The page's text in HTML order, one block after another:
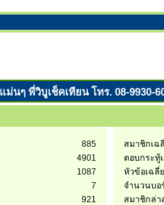
ม่นๆ พี่วิบูเช็คเทียน โทร. 08-9930-
885
4901
1087
7
921
สมาชิกเฉ
ตอบกระทู้
หัวข้อเฉลี่
จำนวนบอ
สมาชิกล่า